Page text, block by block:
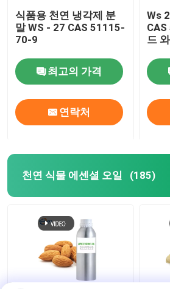
식품용 천연 냉각제 분
말 WS - 27 CAS 51115-
70-9
최고의 가격
연락처
Ws
드
천연 식물 에센셜 오일 (185)